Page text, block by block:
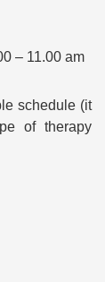
– 11.00 am
schedule (it
of therapy